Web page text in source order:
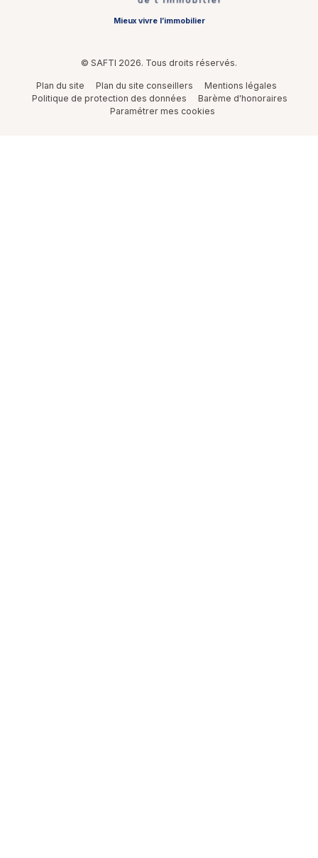
Mieux vivre l’immobilier
© SAFTI 2026. Tous droits réservés.
Plan du site Plan du site conseillers
Mentions légales
Politique de protection des données
Barème d'honoraires
Paramétrer mes cookies